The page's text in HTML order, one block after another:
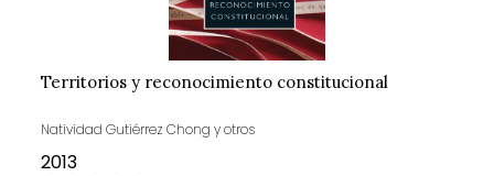
Territorios y reconocimiento constitucional
Natividad Gutiérrez Chong y otros
2013